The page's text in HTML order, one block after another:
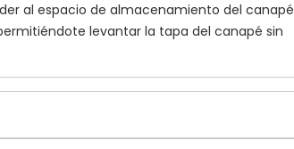
al espacio de almacenamiento del canapé
levantar la tapa del canapé sin